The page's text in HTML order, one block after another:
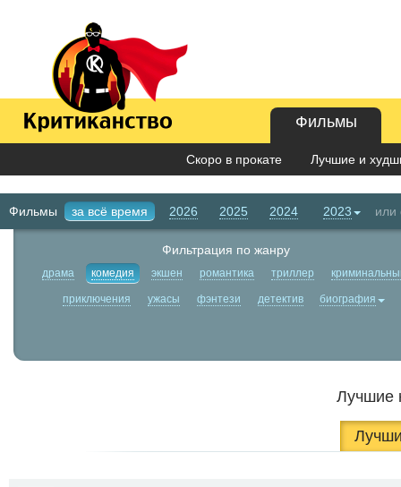
Фильмы
Скоро в прокате Лучшие и
Фильмы за всё время 2026 2025 2024 2023
Фильтрация по жанру
драма комедия экшен романтика триллер
приключения ужасы фэнтези детектив биография
Лучшие